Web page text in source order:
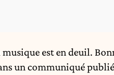
est en deuil.
un communiqué